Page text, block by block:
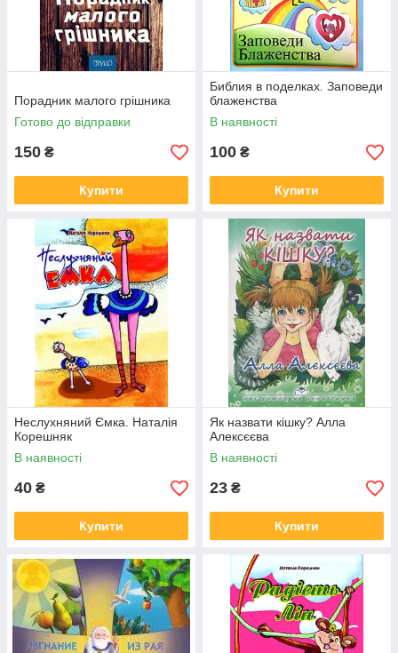
Порадник малого грішника
Готово до відправки
150 ₴
Купити
Библия в поделках. Заповеди
блаженства
В наявності
100 ₴
Купити
Неслухняний Ємка. Наталія
Корешняк
В наявності
40 ₴
Купити
Як назвати кішку? Алла
Алексєєва
В наявності
23 ₴
Купити